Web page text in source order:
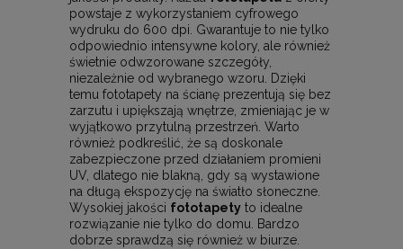
powstaje z wykorzystaniem cyfrowego
wydruku do 600 dpi. Gwarantuje to nie tylko
odpowiednio intensywne kolory, ale również
świetnie odwzorowane szczegóły,
niezależnie od wybranego wzoru. Dzięki
temu fototapety na ścianę prezentują się bez
zarzutu i upiększają wnętrze, zmieniając je w
wyjątkowo przytulną przestrzeń. Warto
również podkreślić, że są doskonale
zabezpieczone przed działaniem promieni
UV, dlatego nie blakną, gdy są wystawione
na długą ekspozycję na światło słoneczne.
Wysokiej jakości fototapety to idealne
rozwiązanie nie tylko do domu. Bardzo
dobrze sprawdzą się również w biurze.